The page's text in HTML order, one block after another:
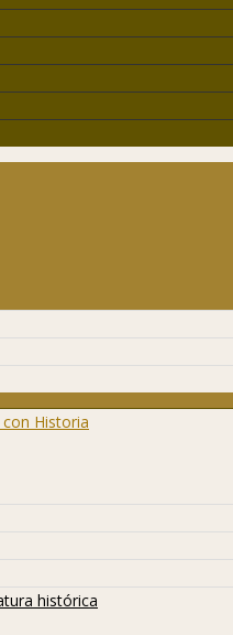
histórica